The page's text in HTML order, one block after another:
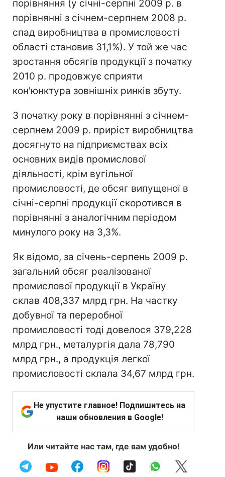
порівняння (у січні-серпні 2009 р. в
порівнянні з січнем-серпнем 2008 р.
спад виробництва в промисловості
області становив 31,1%). У той же час
зростання обсягів продукції з початку
2010 р. продовжує сприяти
кон'юнктура зовнішніх ринків збуту.
З початку року в порівнянні з січнем-
серпнем 2009 р. приріст виробництва
досягнуто на підприємствах всіх
основних видів промислової
діяльності, крім вугільної
промисловості, де обсяг випущеної в
січні-серпні продукції скоротився в
порівнянні з аналогічним періодом
минулого року на 3,3%.
Як відомо, за січень-серпень 2009 р.
загальний обсяг реалізованої
промислової продукції в Україну
склав 408,337 млрд грн. На частку
добувної та переробної
промисловості тоді довелося 379,228
млрд грн., металургія дала 78,790
млрд грн., а продукція легкої
промисловості склала 34,67 млрд грн.
Не упустите главное! Подпишитесь на
наши обновления в Google!
Или читайте нас там, где вам удобно!